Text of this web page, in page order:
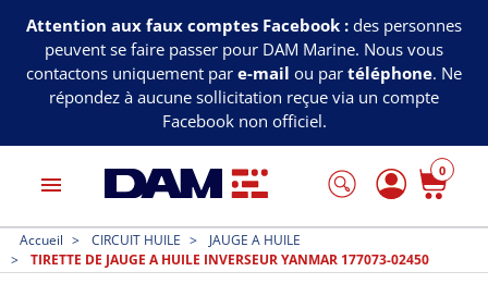
Attention aux faux comptes Facebook : des personnes
peuvent se faire passer pour DAM Marine. Nous vous
contactons uniquement par e-mail ou par téléphone. Ne
répondez à aucune sollicitation reçue via un compte
Facebook non officiel.
menu
0
Accueil CIRCUIT HUILE
JAUGE A HUILE
TIRETTE DE JAUGE A HUILE INVERSEUR YANMAR 177073-02450